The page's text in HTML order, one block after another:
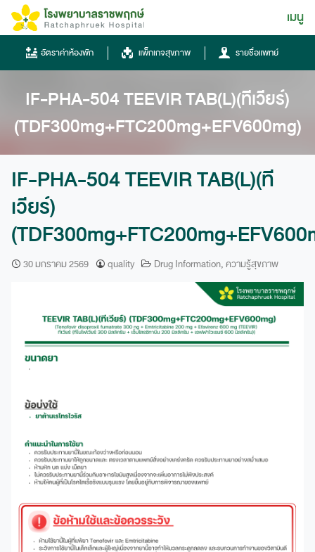
Skip
content
เมนู
โทรศัพท์
0836667788
ไทย
ไทย
English
Chinese
อัตราค่าห้องพัก แพ็กเกจสุขภาพ รายชื่อแพทย์
IF-PHA-504 TEEVIR TAB(L)(ทีเวียร์)
(TDF300mg+FTC200mg+EFV600mg)
IF-PHA-504 TEEVIR TAB(L)(ที
เวียร์)
30 มกราคม 2569 quality Drug Information,ความรู้สุขภาพ